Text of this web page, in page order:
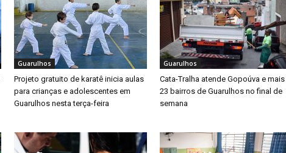
Guarulhos
Projeto gratuito de karatê inicia aulas
para crianças e adolescentes em
Guarulhos nesta terça-feira
Guarulhos
Cata-Tralha atende Gopoúva e mais
23 bairros de Guarulhos no final de
semana